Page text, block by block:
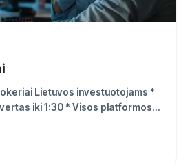
Lietuvos investuotojams *
iki 1:30 * Visos platformos